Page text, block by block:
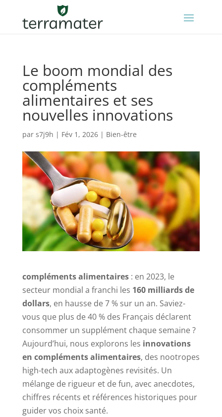
Le boom mondial des
compléments
alimentaires et ses
nouvelles innovations
par s7j9h | Fév 1, 2026| Bien-être
compléments alimentaires: en 2023, le
secteur mondial a franchi les 160 milliards de
dollars, en hausse de 7 % sur un an. Saviez-
vous que plus de 40 % des Français déclarent
consommer un supplément chaque semaine ?
Aujourd’hui, nous explorons les innovations
en compléments alimentaires, des nootropes
high-tech aux adaptogènes revisités. Un
mélange de rigueur et de fun, avec anecdotes,
chiffres récents et références historiques pour
guider vos choix santé.